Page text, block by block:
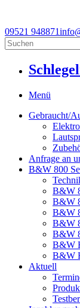
09521 948871
Menü
Gebraucht/
Anfrage an
B&W 800
B&W
B&W
B&W
B&W
B&W
B&W
B&W
Aktuell